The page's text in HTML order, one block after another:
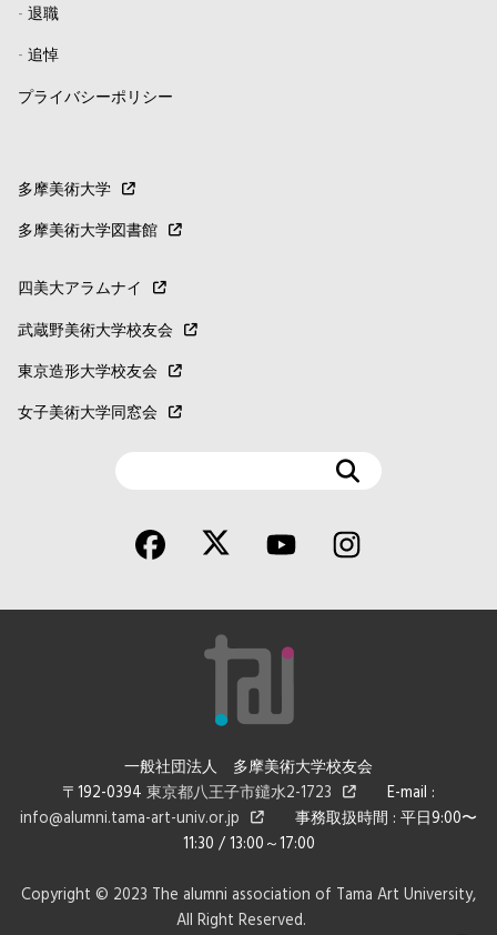
- 退職
- 追悼
プライバシーポリシー
多摩美術大学
多摩美術大学図書館
四美大アラムナイ
武蔵野美術大学校友会
東京造形大学校友会
女子美術大学同窓会
一般社団法人 多摩美術大学校友会
〒192-0394 東京都八王子市鑓水2-1723
E-mail :
info@alumni.tama-art-univ.or.jp
事務取扱時間 : 平日9:00〜
11:30 / 13:00～17:00
Copyright © 2023 The alumni association of Tama Art University,
All Right Reserved.